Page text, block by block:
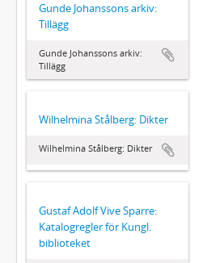
Gunde Johanssons arkiv:
Tillägg
Gunde Johanssons arkiv:
Tillägg
Wilhelmina Stålberg: Dikter
Wilhelmina Stålberg: Dikter
Gustaf Adolf Vive Sparre:
Katalogregler för Kungl.
biblioteket